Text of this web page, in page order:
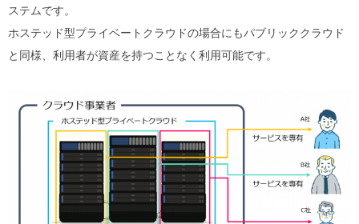
ステムです。
ホステッド型プライベートクラウドの場合にもパブリッククラウド
と同様、利用者が資産を持つことなく利用可能です。